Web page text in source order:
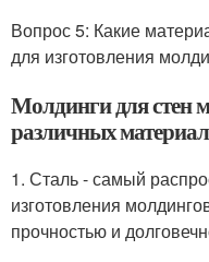
Вопрос 5: Какие
для изготовления
Молдинги для стен
различных
1. Сталь - самый
изготовления
прочностью и